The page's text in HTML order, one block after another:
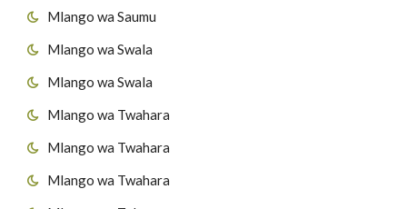
Mlango wa Saumu
Mlango wa Swala
Mlango wa Swala
Mlango wa Twahara
Mlango wa Twahara
Mlango wa Twahara